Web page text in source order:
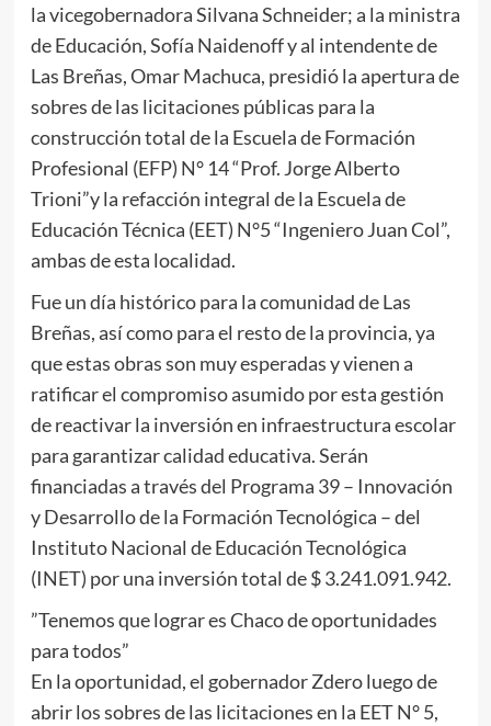
la vicegobernadora Silvana Schneider; a la ministra
de Educación, Sofía Naidenoff y al intendente de
Las Breñas, Omar Machuca, presidió la apertura de
sobres de las licitaciones públicas para la
construcción total de la Escuela de Formación
Profesional (EFP) N° 14 “Prof. Jorge Alberto
Trioni”y la refacción integral de la Escuela de
Educación Técnica (EET) N°5 “Ingeniero Juan Col”,
ambas de esta localidad.
Fue un día histórico para la comunidad de Las
Breñas, así como para el resto de la provincia, ya
que estas obras son muy esperadas y vienen a
ratificar el compromiso asumido por esta gestión
de reactivar la inversión en infraestructura escolar
para garantizar calidad educativa. Serán
financiadas a través del Programa 39 – Innovación
y Desarrollo de la Formación Tecnológica – del
Instituto Nacional de Educación Tecnológica
(INET) por una inversión total de $ 3.241.091.942.
”Tenemos que lograr es Chaco de oportunidades
para todos”
En la oportunidad, el gobernador Zdero luego de
abrir los sobres de las licitaciones en la EET N° 5,